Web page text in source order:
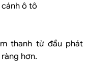
ô tô
thanh từ đầu phát
hơn.